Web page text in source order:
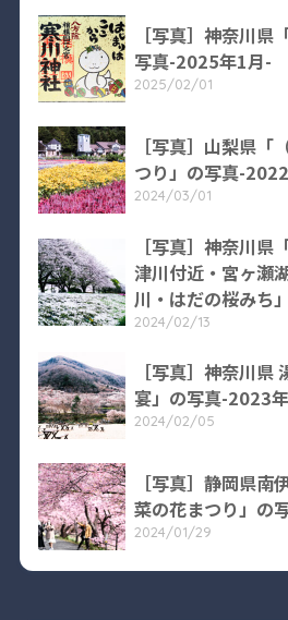
［写真］神奈川県
写真-2025年1月-
2025/02/01
［写真］山梨県「
つり」の写真-
2024/03/01
［写真］神奈川県
津川付近・宮ヶ瀬
川・はだの桜みち
2024/02/13
［写真］神奈川県
宴」の写真-2023
2024/02/05
［写真］静岡県南
菜の花まつり」の
2024/01/29